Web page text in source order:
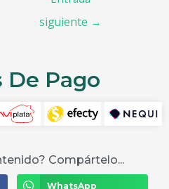
siguiente →
De Pago
Compártelo...
WhatsApp